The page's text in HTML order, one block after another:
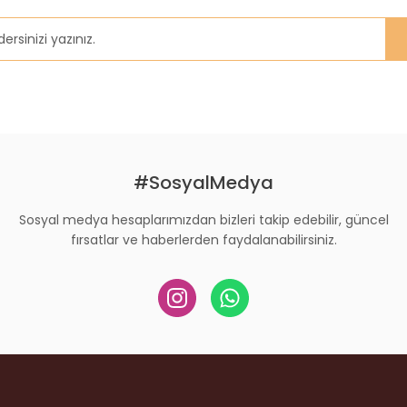
#SosyalMedya
Sosyal medya hesaplarımızdan bizleri takip edebilir, güncel
fırsatlar ve haberlerden faydalanabilirsiniz.